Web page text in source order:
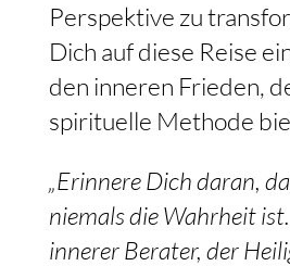
Perspektive zu
Dich auf diese Reise
den inneren Frieden,
spirituelle Methode
„Erinnere Dich daran,
niemals die Wahrheit
innerer Berater, der